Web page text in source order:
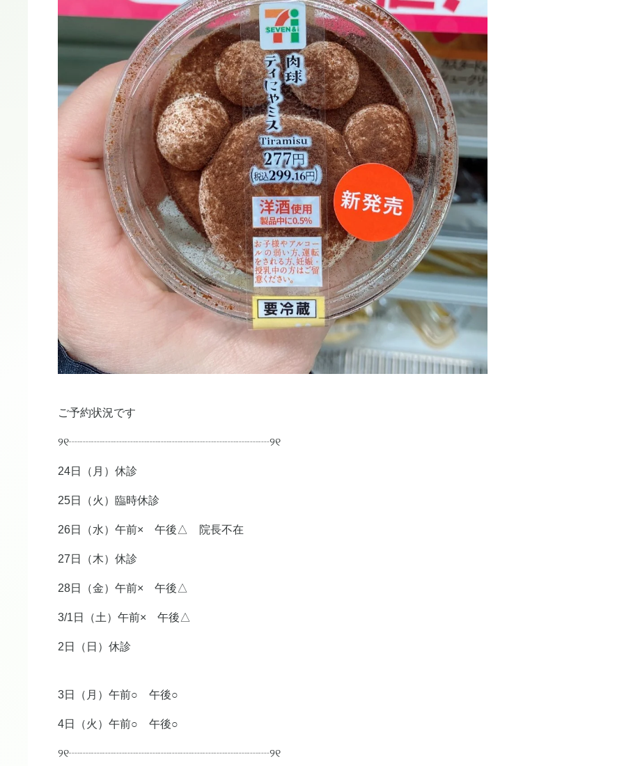
ご予約状況です
୨୧┈┈┈┈┈┈┈┈┈┈┈┈┈┈┈┈┈┈୨୧
24日（月）休診
25日（火）臨時休診
26日（水）午前× 午後△ 院長不在
27日（木）休診
28日（金）午前× 午後△
3/1日（土）午前× 午後△
2日（日）休診
3日（月）午前○ 午後○
4日（火）午前○ 午後○
୨୧┈┈┈┈┈┈┈┈┈┈┈┈┈┈┈┈┈┈୨୧